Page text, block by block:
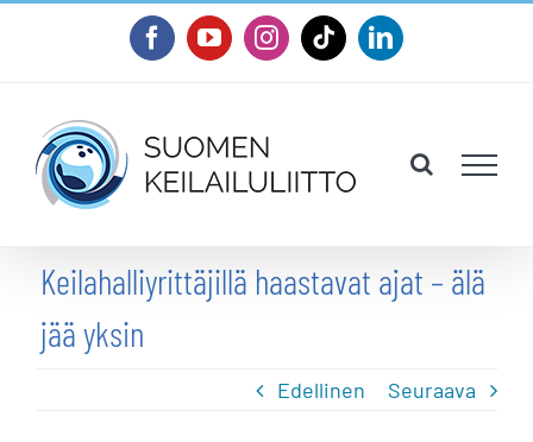
FacebookYouTubeInstagram
TiktokLinkedIn
Keilahalliyrittäjillä haastavat ajat – älä
jää yksin
Edellinen Seuraava